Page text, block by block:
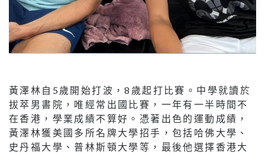
黃澤林自5歲開始打波，8歲起打比賽。中學就讀於
拔萃男書院，唯經常出國比賽，一年有一半時間不
在香港，學業成績不算好。憑著出色的運動成績，
黃澤林獲美國多所名牌大學招手，包括哈佛大學、
史丹福大學、普林斯頓大學等，最後他選擇香港大